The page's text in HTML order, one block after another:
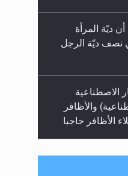
ديّة المرأة
نصف ديّة الرجل
الاصطناعية
والأظافر
الأظافر حاجبا
وفق السنة